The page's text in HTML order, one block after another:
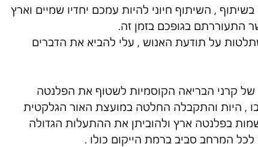
, השיתוף חיוני להיות עמכם יחדיו שמיים וארץ
התעוררתם בגופכם בזמן זה.
על תודעת האנוש , עלי להביא את הדברים
החלו גלי האור של קרני הבריאה הקוסמיות לשטוף את הפלנטה
, היות והתקבלה החלטה במועצת האור הגלקטית
בפלנטה ארץ ולהוביתן את ההתעלות הגדולה
המרחב סביב ברמת הייקום כולו .